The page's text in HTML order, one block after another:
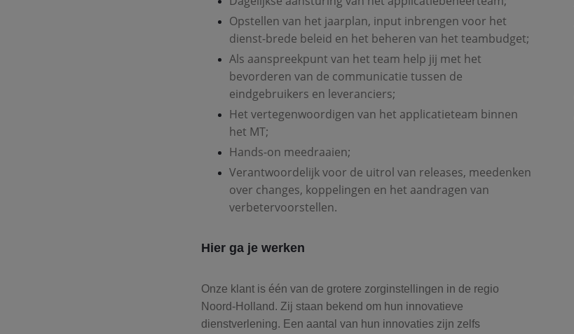
Opstellen van het jaarplan, input inbrengen voor het
dienst-brede beleid en het beheren van het teambudget;
Als aanspreekpunt van het team help jij met het
bevorderen van de communicatie tussen de
eindgebruikers en leveranciers;
Het vertegenwoordigen van het applicatieteam binnen
het MT;
Hands-on meedraaien;
Verantwoordelijk voor de uitrol van releases, meedenken
over changes, koppelingen en het aandragen van
verbetervoorstellen.
Hier ga je werken
Onze klant is één van de grotere zorginstellingen in de regio
Noord-Holland. Zij staan bekend om hun innovatieve
dienstverlening. Een aantal van hun innovaties zijn zelfs